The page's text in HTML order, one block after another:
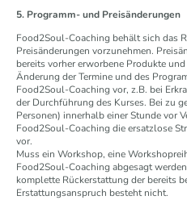
5. Programm- und Preisänderungen
Food2Soul-Coaching behält sich das
Preisänderungen vorzunehmen.
bereits vorher erworbene Produkte
Änderung der Termine und des
Food2Soul-Coaching vor, z.B. bei
der Durchführung des Kurses. Bei zu
Personen) innerhalb einer Stunde vor
Food2Soul-Coaching die ersatzlose
vor.
Muss ein Workshop, eine
Food2Soul-Coaching abgesagt
komplette Rückerstattung der bereits
Erstattungsanspruch besteht nicht.